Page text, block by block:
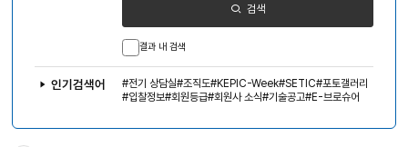
검색
결과 내 검색
인기검색어 전기 상담실 조직도 KEPIC-Week SETIC 포토갤러리
입찰정보 회원등급 회원사 소식 기술공고 E-브로슈어